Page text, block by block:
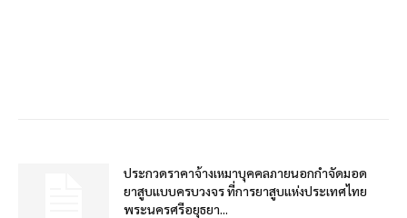
ประกวดราคาจ้างเหมาบุคคลภายนอกกำจัดมอด
ยาสูบแบบครบวงจร ที่การยาสูบแห่งประเทศไทย
พระนครศรีอยุธยา...